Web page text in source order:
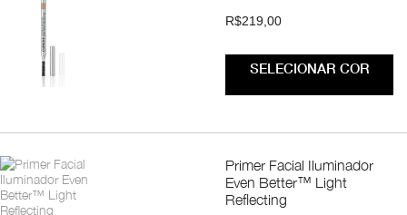
R$219,00
SELECIONAR COR
Primer Facial Iluminador
Even Better™ Light
Reflecting